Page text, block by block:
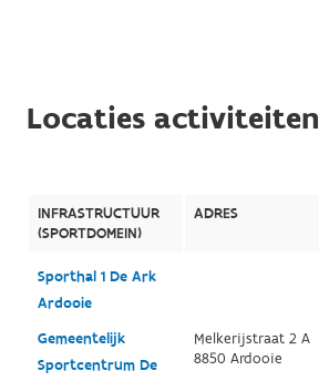
Locaties activiteiten
INFRASTRUCTUUR
(SPORTDOMEIN)
ADRES
Sporthal 1 De Ark
Ardooie
Gemeentelijk
Sportcentrum De
Melkerijstraat 2 A
8850 Ardooie